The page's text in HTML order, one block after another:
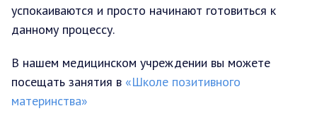
успокаиваются и просто начинают готовиться к
данному процессу.
В нашем медицинском учреждении вы можете
посещать занятия в «Школе позитивного
материнства»